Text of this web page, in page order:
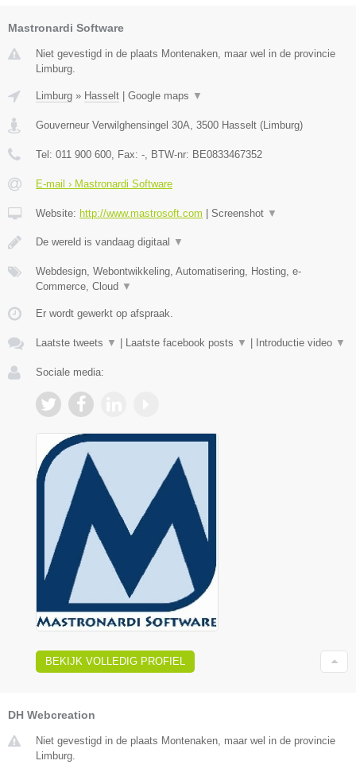
Mastronardi Software
Niet gevestigd in de plaats Montenaken, maar wel in de provincie
Limburg.
Limburg » Hasselt Google maps ▼
Gouverneur Verwilghensingel 30A, 3500 Hasselt (Limburg)
Tel: 011 900 600, Fax: -, BTW-nr: BE0833467352
E-mail › Mastronardi Software
Website: http://www.mastrosoft.com Screenshot ▼
De wereld is vandaag digitaal ▼
Webdesign, Webontwikkeling, Automatisering, Hosting, e-
Commerce, Cloud ▼
Er wordt gewerkt op afspraak.
Laatste tweets ▼ Laatste facebook posts ▼ Introductie video ▼
Sociale media:
BEKIJK VOLLEDIG PROFIEL
DH Webcreation
Niet gevestigd in de plaats Montenaken, maar wel in de provincie
Limburg.